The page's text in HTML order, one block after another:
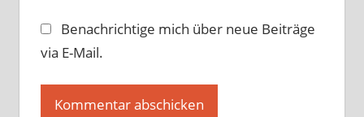
Benachrichtige mich über neue Beiträge
via E-Mail.